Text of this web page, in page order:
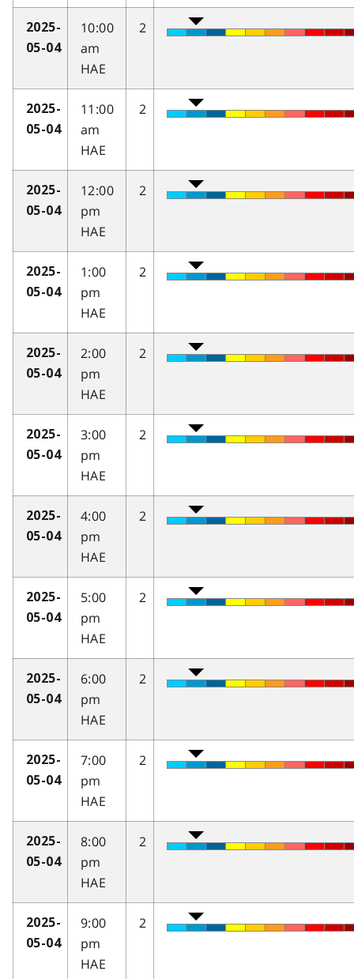
2025-
05-04
10:00
am
HAE
2
2025-
05-04
11:00
am
HAE
2
2025-
05-04
12:00
pm
HAE
2
2025-
05-04
1:00
pm
HAE
2
2025-
05-04
2:00
pm
HAE
2
2025-
05-04
3:00
pm
HAE
2
2025-
05-04
4:00
pm
HAE
2
2025-
05-04
5:00
pm
HAE
2
2025-
05-04
6:00
pm
HAE
2
2025-
05-04
7:00
pm
HAE
2
2025-
05-04
8:00
pm
HAE
2
2025-
05-04
9:00
pm
HAE
2